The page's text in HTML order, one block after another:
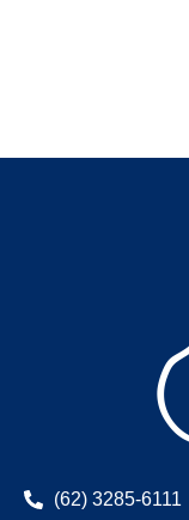
(62) 3285-6111